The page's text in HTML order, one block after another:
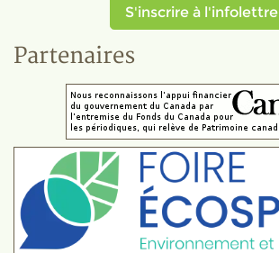
S'inscrire à l'infolettre
Partenaires